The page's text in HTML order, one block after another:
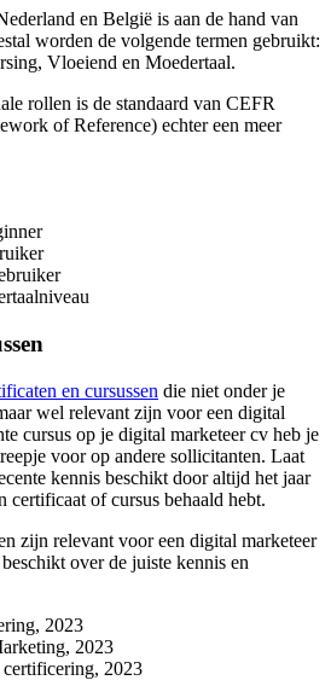
en België is aan de hand van
worden de volgende termen gebruikt:
Vloeiend en Moedertaal.
rollen is de standaard van CEFR
of Reference) echter een meer
en cursussen die niet onder je
wel relevant zijn voor een digital
cursus op je digital marketeer cv heb je
voor op andere sollicitanten. Laat
kennis beschikt door altijd het jaar
certificaat of cursus behaald hebt.
zijn relevant voor een digital marketeer
over de juiste kennis en
2023
2023
2023